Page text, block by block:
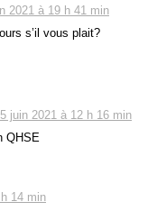
2021 à 19 h 41 min
s’il vous plait?
juin 2021 à 12 h 16 min
QHSE
14 min